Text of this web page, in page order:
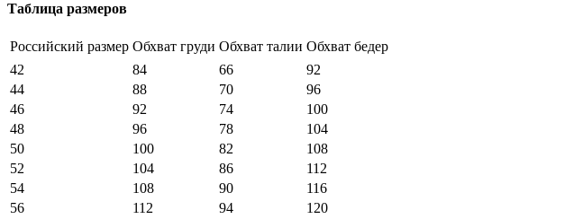
Таблица размеров
Российский размер Обхват груди Обхват талии Обхват бедер
42
84 66
92
44
88 70
96
46
92 74
100
48
96 78
104
50
100 82
108
52
104 86
112
54
108 90
116
56
112 94
120